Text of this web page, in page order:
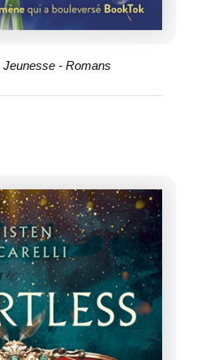
Jeunesse - Romans